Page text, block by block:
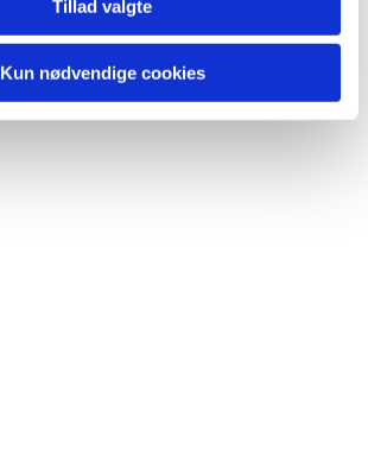
Tillad valgte
Kun nødvendige cookies